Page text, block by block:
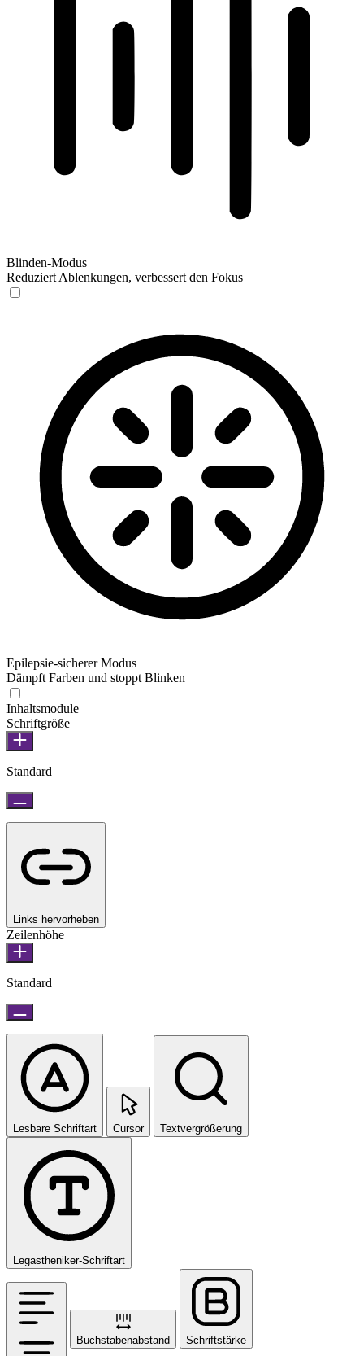
Blinden-Modus
Reduziert Ablenkungen, verbessert den Fokus
Epilepsie-sicherer Modus
Dämpft Farben und stoppt Blinken
Inhaltsmodule
Schriftgröße
Standard
Links hervorheben
Zeilenhöhe
Standard
Lesbare Schriftart Cursor Textvergrößerung
Legastheniker-Schriftart
Buchstabenabstand Schriftstärke